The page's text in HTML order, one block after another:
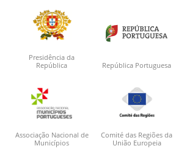
Presidência da
República
República Portuguesa
Associação Nacional de
Municípios
Comité das Regiões da
União Europeia